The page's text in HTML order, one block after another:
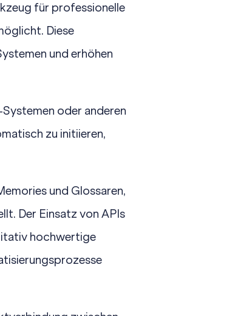
für professionelle
Diese
und erhöhen
oder anderen
zu initiieren,
und Glossaren,
Der Einsatz von APIs
hochwertige